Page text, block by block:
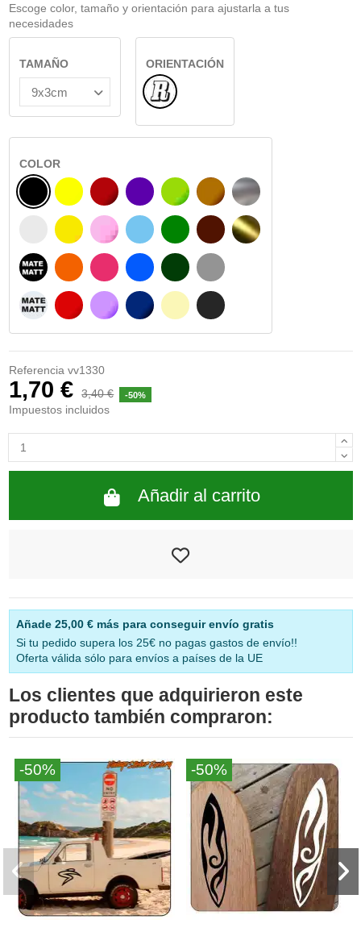
Escoge color, tamaño y orientación para ajustarla a tus
necesidades
TAMAÑO
ORIENTACIÓN
Normal
COLOR
NEGRO
BLANCO
NEGRO MATE
BLANCO MATE
AMARILLO
AMARILLO SENAL
NARANJA
ROJO
BURDEOS
ROSA
FUCSIA
LILA
MORADO
AZUL CIELO
AZUL
AZUL MARINO
VERDE CLARO
VERDE
VERDE OSCURO
BEIGE
AVELLANA
CHOCOLATE
GRIS
GRIS OSCURO
PLATA
ORO
Referencia vv1330
1,70 € 3,40 € -50%
Impuestos incluidos
Añadir al carrito
Añade 25,00 €más para conseguir envío gratis
Si tu pedido supera los 25€ no pagas gastos de envío!!
Oferta válida sólo para envíos a países de la UE
Los clientes que adquirieron este
producto también compraron:
-50% -50%